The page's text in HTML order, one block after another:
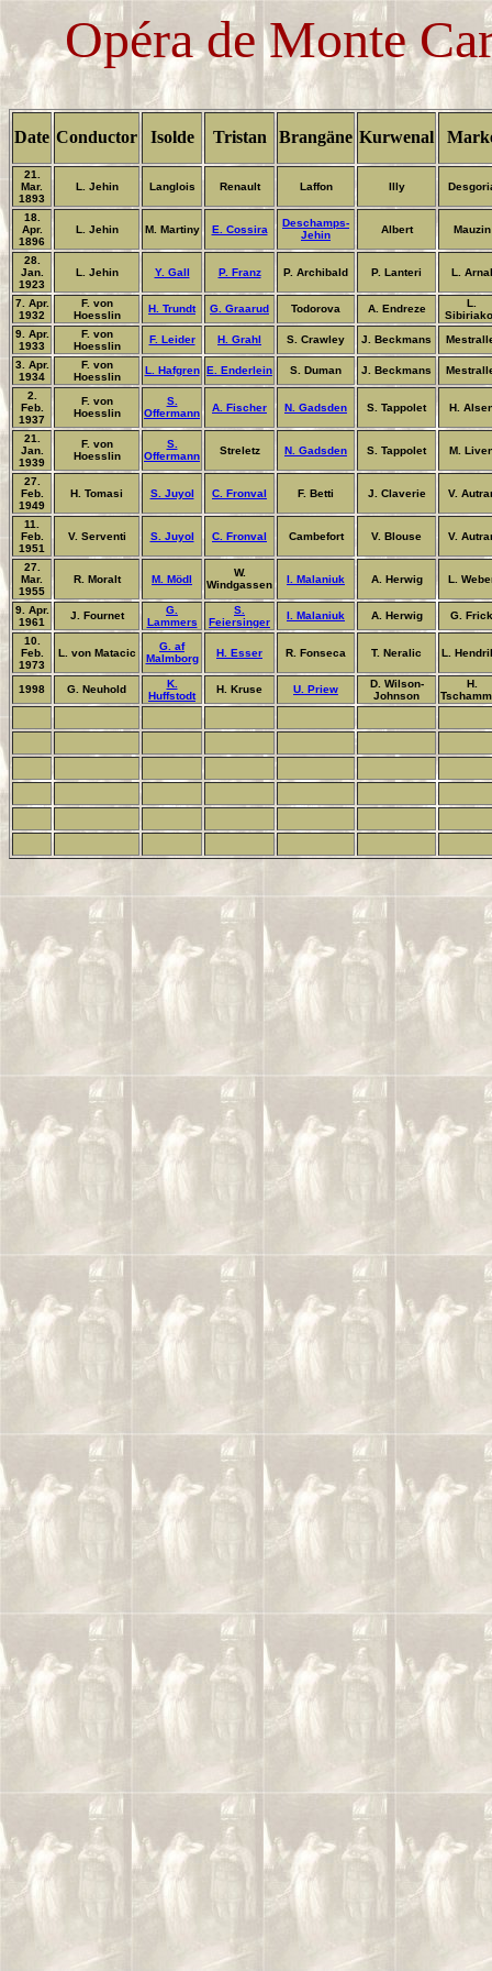
Opéra de Monte
Date Conductor Isolde Tristan Brangäne Kurwenal
21.
Mar.
1893
L. Jehin Langlois Renault Laffon Illy
18.
Apr.
1896
L. Jehin M. Martiny E. Cossira
Deschamps-
Jehin
Albert Mauzin
28.
Jan.
1923
L. Jehin Y. Gall P. Franz P. Archibald P. Lanteri L. Arnal
7. Apr.
1932
F. von
Hoesslin
H. Trundt G. Graarud Todorova A. Endreze
L.
9. Apr.
1933
F. von
Hoesslin
F. Leider H. Grahl S. Crawley J. Beckmans
3. Apr.
1934
F. von
Hoesslin
L. Hafgren E. Enderlein S. Duman J. Beckmans
2.
Feb.
1937
F. von
Hoesslin
S.
Offermann
A. Fischer N. Gadsden S. Tappolet H.
21.
Jan.
1939
F. von
Hoesslin
S.
Offermann
Streletz N. Gadsden S. Tappolet M.
27.
Feb.
1949
H. Tomasi S. Juyol C. Fronval F. Betti J. Claverie V.
11.
Feb.
1951
V. Serventi S. Juyol C. Fronval Cambefort V. Blouse V.
27.
Mar.
1955
R. Moralt M. Mödl
W.
Windgassen
I. Malaniuk A. Herwig L.
9. Apr.
1961
J. Fournet
G.
Lammers
S.
Feiersinger
I. Malaniuk A. Herwig G. Frick
10.
Feb.
1973
L. von Matacic
G. af
Malmborg
H. Esser R. Fonseca T. Neralic L.
1998 G. Neuhold
K.
Huffstodt
H. Kruse U. Priew
D. Wilson-
Johnson
H.